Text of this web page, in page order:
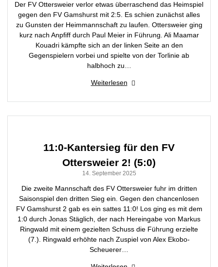
Der FV Ottersweier verlor etwas überraschend das Heimspiel
gegen den FV Gamshurst mit 2:5. Es schien zunächst alles
zu Gunsten der Heimmannschaft zu laufen. Ottersweier ging
kurz nach Anpfiff durch Paul Meier in Führung. Ali Maamar
Kouadri kämpfte sich an der linken Seite an den
Gegenspielern vorbei und spielte von der Torlinie ab
halbhoch zu…
Weiterlesen
11:0-Kantersieg für den FV
Ottersweier 2! (5:0)
14. September 2025
Die zweite Mannschaft des FV Ottersweier fuhr im dritten
Saisonspiel den dritten Sieg ein. Gegen den chancenlosen
FV Gamshurst 2 gab es ein sattes 11:0! Los ging es mit dem
1:0 durch Jonas Stäglich, der nach Hereingabe von Markus
Ringwald mit einem gezielten Schuss die Führung erzielte
(7.). Ringwald erhöhte nach Zuspiel von Alex Ekobo-
Scheuerer…